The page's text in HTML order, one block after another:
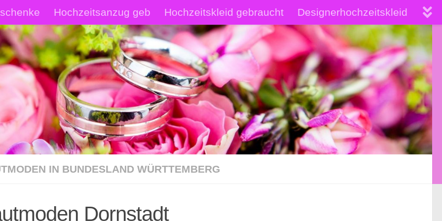
Hochzeitsanzug geb Hochzeitskleid gebraucht Designerhochzeitskleid
Shop Hochzeitsanzüge Shop hochwertige Brautkleider
IN BUNDESLAND WÜRTTEMBERG
Dornstadt